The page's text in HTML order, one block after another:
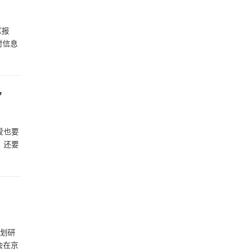
信息
也要
还要
研
在京